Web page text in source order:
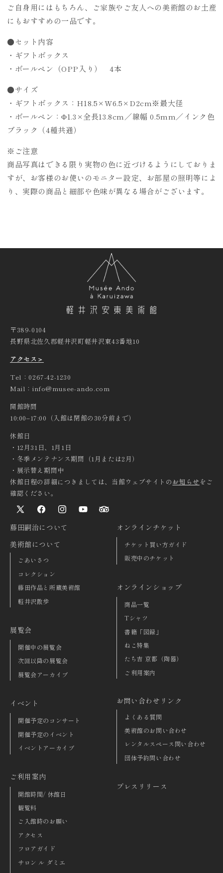
の
数
を
減
ら
の
数
増
ご自身用にはもちろん、ご家族やご友人への美術館のお土産
にもおすすめの一品です。
●セット内容
・ギフトボックス
・ボールペン（OPP入り） 4本
●サイズ
・ギフトボックス：H18.5×W6.5×D2cm※最大径
・ボールペン：Φ1.3×全長13.8cm／線幅 0.5mm／インク色
ブラック（4種共通）
※ご注意
商品写真はできる限り実物の色に近づけるようにしておりま
すが、お客様のお使いのモニター設定、お部屋の照明等によ
り、実際の商品と細部や色味が異なる場合がございます。
〒389-0104
長野県北佐久郡軽井沢町軽井沢東43番地10
アクセス＞
Tel：0267-42-1230
Mail：info@musee-ando.com
開館時間
10:00‒17:00（入館は閉館の30分前まで）
休館日
・12月31日、1月1日
・冬季メンテナンス期間（1月または2月）
・展示替え期間中
休館日程の詳細につきましては、当館ウェブサイトのお知らせ をご
確認ください。
X
(Twitter)
FacebookInstagramYouTubeTripAdvisor
藤田嗣治について
美術館について
ごあいさつ
コレクション
藤田作品と所蔵美術館
軽井沢散歩
展覧会
開催中の展覧会
次回以降の展覧会
展覧会アーカイブ
イベント
開催予定のコンサート
開催予定のイベント
イベントアーカイブ
ご利用案内
開館時間/ 休館日
観覧料
ご入館時のお願い
アクセス
フロアガイド
サロン ル ダミエ
オンラインチケット
チケット買い方ガイド
販売中のチケット
オンラインショップ
商品一覧
Tシャツ
書籍「図録」
ねこ特集
たち吉 京都（陶器）
ご利用案内
お問い合わせリンク
よくある質問
美術館のお問い合わせ
レンタルスペース問い合わせ
団体予約問い合わせ
プレスリリース